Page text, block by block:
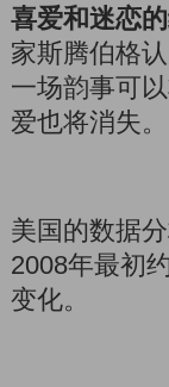
喜爱和迷恋
家斯腾伯格
一场韵事可
爱也将消失。
美国的数据
2008年最初
变化。